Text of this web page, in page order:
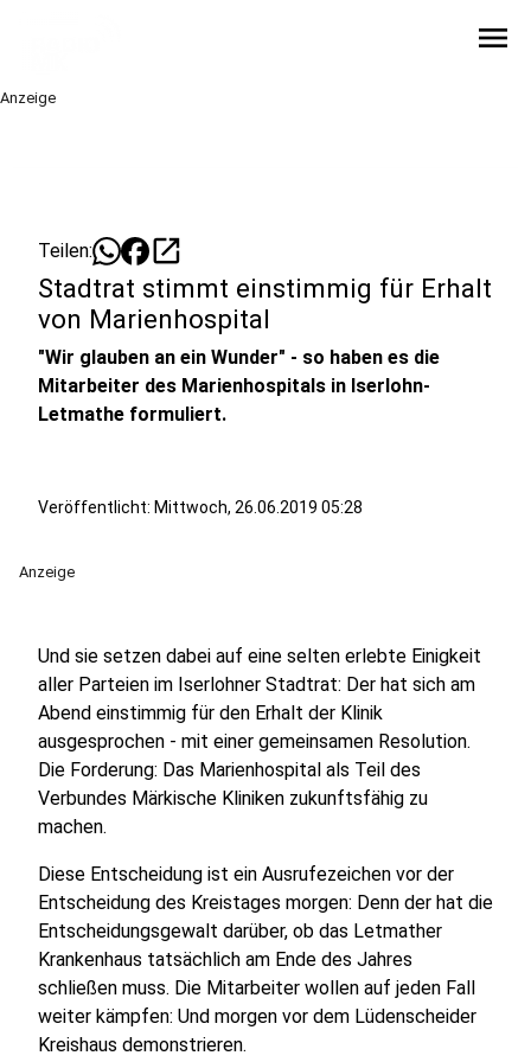
menu
Anzeige
Teilen: open_in_new
Stadtrat stimmt einstimmig für Erhalt
von Marienhospital
"Wir glauben an ein Wunder" - so haben es die
Mitarbeiter des Marienhospitals in Iserlohn-
Letmathe formuliert.
Veröffentlicht: Mittwoch, 26.06.2019 05:28
Anzeige
Und sie setzen dabei auf eine selten erlebte Einigkeit
aller Parteien im Iserlohner Stadtrat: Der hat sich am
Abend einstimmig für den Erhalt der Klinik
ausgesprochen - mit einer gemeinsamen Resolution.
Die Forderung: Das Marienhospital als Teil des
Verbundes Märkische Kliniken zukunftsfähig zu
machen.
Diese Entscheidung ist ein Ausrufezeichen vor der
Entscheidung des Kreistages morgen: Denn der hat die
Entscheidungsgewalt darüber, ob das Letmather
Krankenhaus tatsächlich am Ende des Jahres
schließen muss. Die Mitarbeiter wollen auf jeden Fall
weiter kämpfen: Und morgen vor dem Lüdenscheider
Kreishaus demonstrieren.